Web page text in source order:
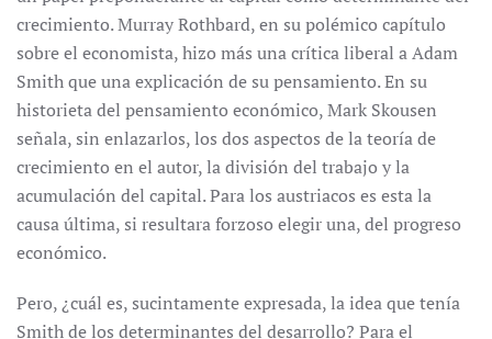
crecimiento. Murray Rothbard, en su polémico capítulo
sobre el economista, hizo más una crítica liberal a Adam
Smith que una explicación de su pensamiento. En su
historieta del pensamiento económico, Mark Skousen
señala, sin enlazarlos, los dos aspectos de la teoría de
crecimiento en el autor, la división del trabajo y la
acumulación del capital. Para los austriacos es esta la
causa última, si resultara forzoso elegir una, del progreso
económico.
Pero, ¿cuál es, sucintamente expresada, la idea que tenía
Smith de los determinantes del desarrollo? Para el